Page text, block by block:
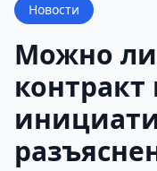
Новости
Можно
контракт